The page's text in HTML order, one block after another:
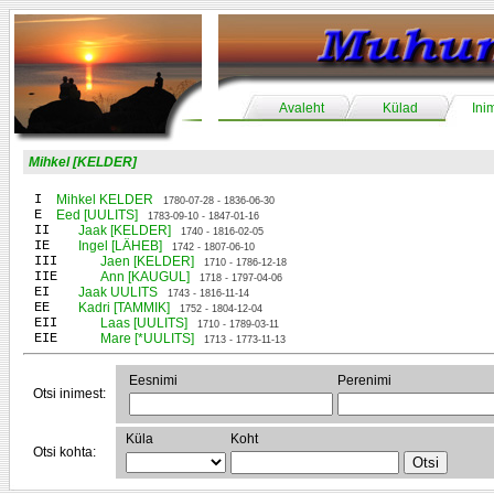
Avaleht Külad
Mihkel [KELDER]
I Mihkel KELDER 1780-07-28 - 1836-06-30
E Eed [UULITS] 1783-09-10 - 1847-01-16
II Jaak [KELDER] 1740 - 1816-02-05
IE Ingel [LÄHEB] 1742 - 1807-06-10
III Jaen [KELDER] 1710 - 1786-12-18
IIE Ann [KAUGUL] 1718 - 1797-04-06
EI Jaak UULITS 1743 - 1816-11-14
EE Kadri [TAMMIK] 1752 - 1804-12-04
EII Laas [UULITS] 1710 - 1789-03-11
EIE Mare [*UULITS] 1713 - 1773-11-13
Otsi inimest:
Eesnimi Perenimi
Otsi kohta:
Küla Koht